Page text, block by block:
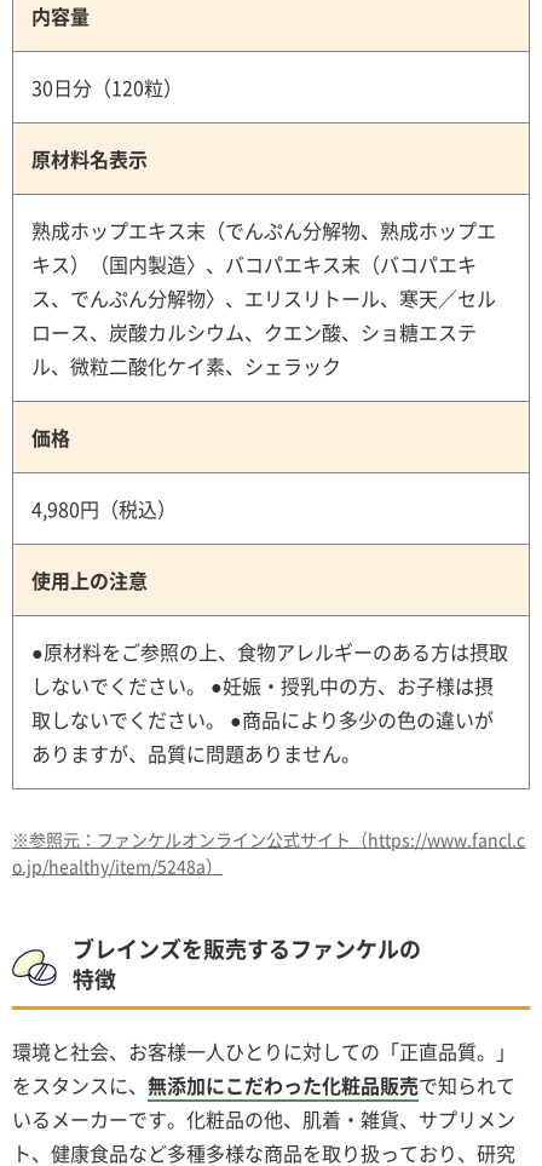
内容量
30日分（120粒）
原材料名表示
熟成ホップエキス末（でんぷん分解物、熟成ホップエ
キス）（国内製造〉、バコパエキス末（バコパエキ
ス、でんぷん分解物〉、エリスリトール、寒天／セル
ロース、炭酸カルシウム、クエン酸、ショ糖エステ
ル、微粒二酸化ケイ素、シェラック
価格
4,980円（税込）
使用上の注意
●原材料をご参照の上、食物アレルギーのある方は摂取
しないでください。 ●妊娠・授乳中の方、お子様は摂
取しないでください。 ●商品により多少の色の違いが
ありますが、品質に問題ありません。
※参照元：ファンケルオンライン公式サイト（https://www.fancl.c
o.jp/healthy/item/5248a）
ブレインズを販売するファンケルの
特徴
環境と社会、お客様一人ひとりに対しての「正直品質。」
をスタンスに、 無添加にこだわった化粧品販売で知られて
いるメーカーです。化粧品の他、肌着・雑貨、サプリメン
ト、健康食品など多種多様な商品を取り扱っており、研究